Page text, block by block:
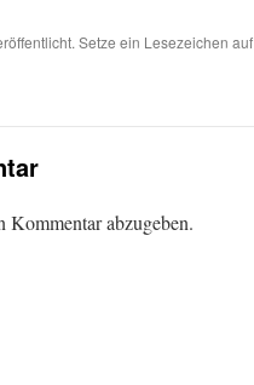
Setze ein Lesezeichen
Kommentar abzugeben.